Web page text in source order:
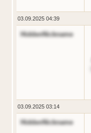
03.09.2025 04:39
HiddenNickname
03.09.2025 03:14
HiddenNickname